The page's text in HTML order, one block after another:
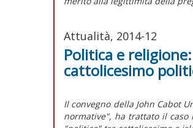
Attualità, 2014-12
Politica e
cattolicesimo
Il convegno della John Cabot
normative", ha trattato il